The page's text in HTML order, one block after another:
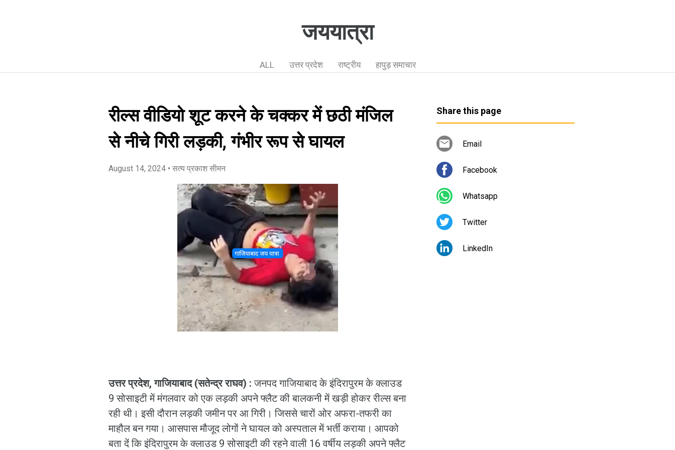
जययात्रा
ALL उत्तर प्रदेश राष्ट्रीय हापुड़ समाचार
रील्स वीडियो शूट करने के चक्कर में छठी मंजिल
से नीचे गिरी लड़की, गंभीर रूप से घायल
August 14, 2024 • सत्य प्रकाश सीमन
उत्तर प्रदेश, गाजियाबाद (सतेन्द्र राघव) :जनपद गाजियाबाद के इंदिरापुरम के क्लाउड
9 सोसाइटी में मंगलवार को एक लड़की अपने फ्लैट की बालकनी में खड़ी होकर रील्स बना
रही थी। इसी दौरान लड़की जमीन पर आ गिरी। जिससे चारों ओर अफरा-तफरी का
माहौल बन गया। आसपास मौजूद लोगों ने घायल को अस्पताल में भर्ती कराया। आपको
बता दें कि इंदिरापुरम के क्लाउड 9 सोसाइटी की रहने वाली 16 वर्षीय लड़की अपने फ्लैट
Share this page
Email
Facebook
Whatsapp
Twitter
LinkedIn